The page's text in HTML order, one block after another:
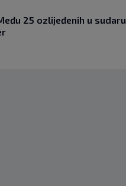
25 ozlijeđenih u sudaru